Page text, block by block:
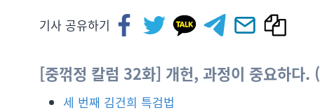
기사 공유하기
[중꺾정 칼럼 32화] 개헌, 과정이 중요하다. (
세 번째 김건희 특검법